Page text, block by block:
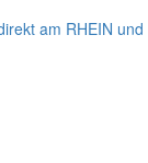
am RHEIN und